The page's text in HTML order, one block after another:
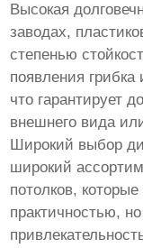
Высокая
заводах,
степенью
появления
что гарантирует
внешнего вида
Широкий выбор
широкий
потолков,
практичностью,